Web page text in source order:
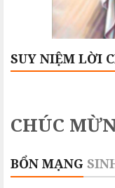
SUY NIỆM LỜI
CHÚC
BỔN MẠNG